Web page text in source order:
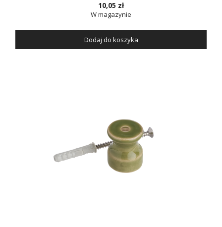
10,05 zł
W magazynie
Dodaj do koszyka